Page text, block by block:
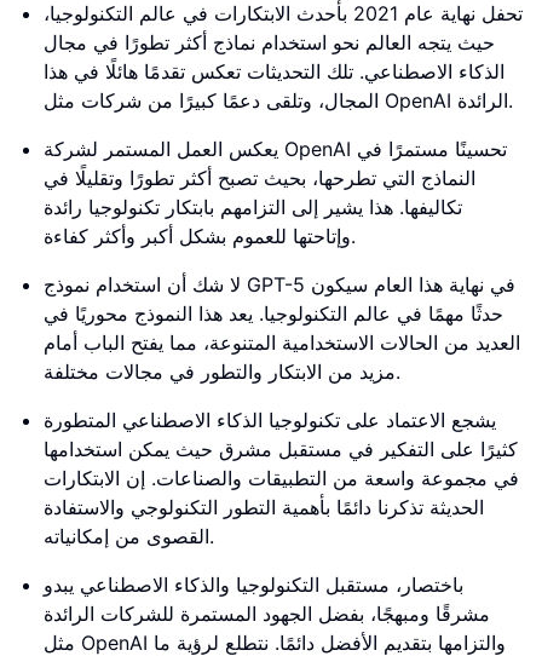
تحفل نهاية عام 2021 بأحدث الابتكارات في عالم التكنولوجيا،
حيث يتجه العالم نحو استخدام نماذج أكثر تطورًا في مجال
الذكاء الاصطناعي. تلك التحديثات تعكس تقدمًا هائلًا في هذا
المجال، وتلقى دعمًا كبيرًا من شركات مثل OpenAI الرائدة.
يعكس العمل المستمر لشركة OpenAI تحسينًا مستمرًا في
النماذج التي تطرحها، بحيث تصبح أكثر تطورًا وتقليلًا في
تكاليفها. هذا يشير إلى التزامهم بابتكار تكنولوجيا رائدة
وإتاحتها للعموم بشكل أكبر وأكثر كفاءة.
لا شك أن استخدام نموذج GPT-5 في نهاية هذا العام سيكون
حدثًا مهمًا في عالم التكنولوجيا. يعد هذا النموذج محوريًا في
العديد من الحالات الاستخدامية المتنوعة، مما يفتح الباب أمام
مزيد من الابتكار والتطور في مجالات مختلفة.
يشجع الاعتماد على تكنولوجيا الذكاء الاصطناعي المتطورة
كثيرًا على التفكير في مستقبل مشرق حيث يمكن استخدامها
في مجموعة واسعة من التطبيقات والصناعات. إن الابتكارات
الحديثة تذكرنا دائمًا بأهمية التطور التكنولوجي والاستفادة
القصوى من إمكانياته.
باختصار، مستقبل التكنولوجيا والذكاء الاصطناعي يبدو
مشرقًا ومبهجًا، بفضل الجهود المستمرة للشركات الرائدة
مثل OpenAI والتزامها بتقديم الأفضل دائمًا. نتطلع لرؤية ما